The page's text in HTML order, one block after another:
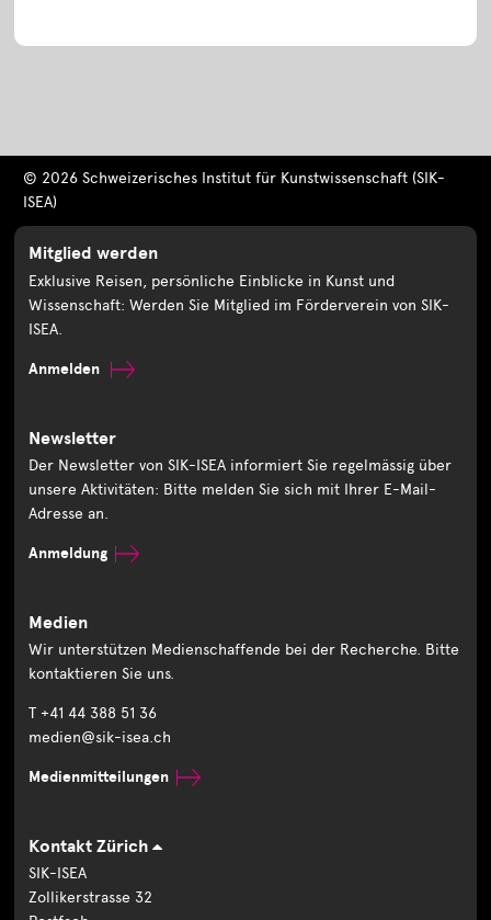
© 2026 Schweizerisches Institut für Kunstwissenschaft (SIK-
ISEA)
Mitglied werden
Exklusive Reisen, persönliche Einblicke in Kunst und
Wissenschaft: Werden Sie Mitglied im Förderverein von SIK-
ISEA.
Anmelden
Newsletter
Der Newsletter von SIK-ISEA informiert Sie regelmässig über
unsere Aktivitäten: Bitte melden Sie sich mit Ihrer E-Mail-
Adresse an.
Anmeldung
Medien
Wir unterstützen Medienschaffende bei der Recherche. Bitte
kontaktieren Sie uns.
T +41 44 388 51 36
medien@sik-isea.ch
Medienmitteilungen
Kontakt Zürich
SIK-ISEA
Zollikerstrasse 32